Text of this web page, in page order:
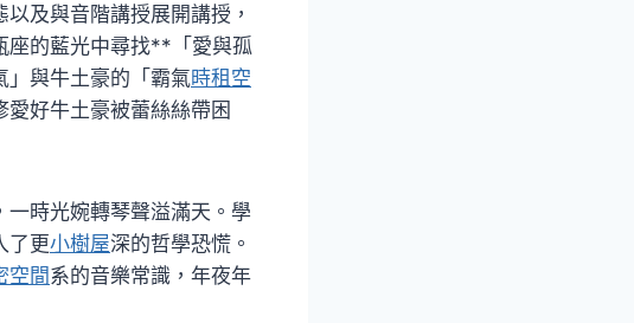
及與音階講授展開講授，
座的藍光中尋找**「愛與孤
」與牛土豪的「霸氣時租空
愛好牛土豪被蕾絲絲帶困
時光婉轉琴聲溢滿天。學
了更小樹屋深的哲學恐慌。
空間系的音樂常識，年夜年